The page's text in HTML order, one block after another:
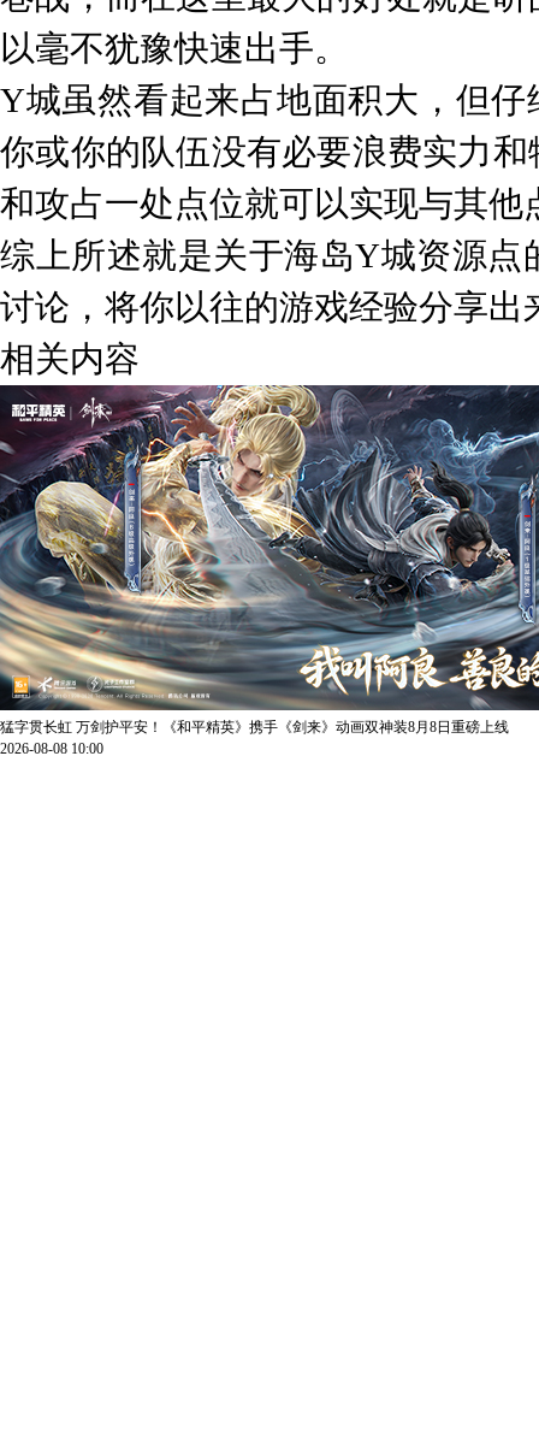
以毫不犹豫快速出手。
Y城虽然看起来占地面积大，但
你或你的队伍没有必要浪费实力
和攻占一处点位就可以实现与其
综上所述就是关于海岛Y城资源
讨论，将你以往的游戏经验分享
相关内容
猛字贯长虹 万剑护平安！《和平精英》携手《剑来》动画双神装8月8日重磅上线
2026-08-08 10:00